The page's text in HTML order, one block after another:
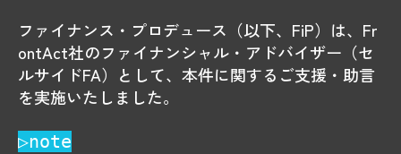
ファイナンス・プロデュース（以下、FiP）は、Fr
ontAct社のファイナンシャル・アドバイザー（セ
ルサイドFA）として、本件に関するご支援・助言
を実施いたしました。
▷note